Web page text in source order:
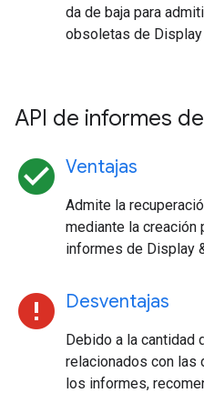
da de baja para
obsoletas de Display
API de informes
check_circle Ventajas
Admite la
mediante la creación
informes de Display
error Desventajas
Debido a la
relacionados con las
los informes,